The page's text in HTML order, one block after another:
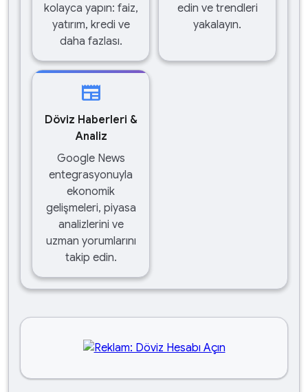
kolayca yapın: faiz,
yatırım, kredi ve
daha fazlası.
edin ve trendleri
yakalayın.
newspaper
Döviz Haberleri &
Analiz
Google News
entegrasyonuyla
ekonomik
gelişmeleri, piyasa
analizlerini ve
uzman yorumlarını
takip edin.